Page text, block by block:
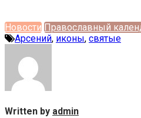
Новости Православный
Арсений, иконы, святые
Written by admin